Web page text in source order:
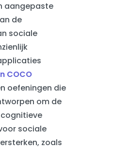
aangepaste
de
sociale
COCO
oefeningen die
om de
sociale
zoals